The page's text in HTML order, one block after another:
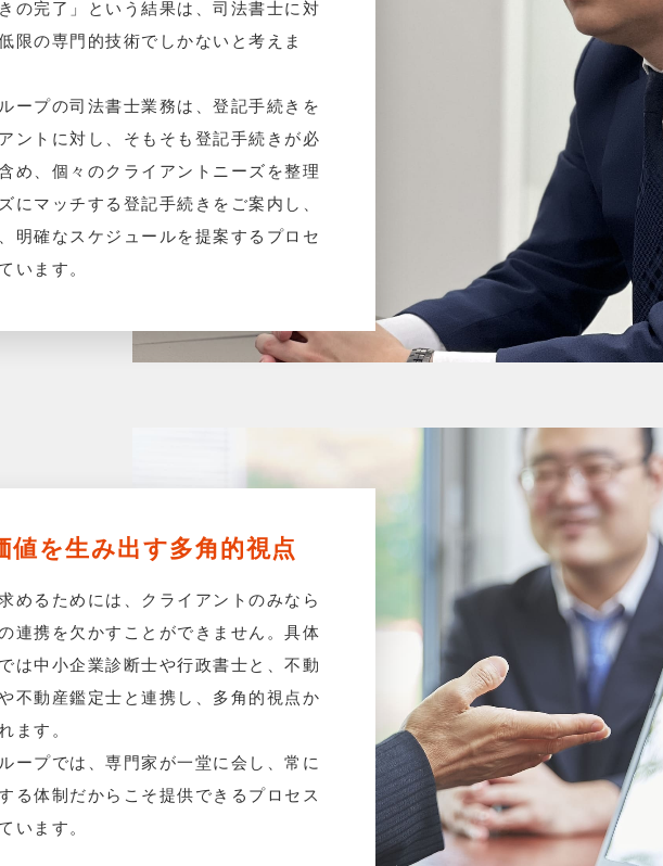
の完了」という結果は、司法書士に対
限の専門的技術でしかないと考えま
ープの司法書士業務は、登記手続きを
ントに対し、そもそも登記手続きが必
め、個々のクライアントニーズを整理
にマッチする登記手続きをご案内し、
明確なスケジュールを提案するプロセ
います。
値を生み出す多角的視点
めるためには、クライアントのみなら
連携を欠かすことができません。具体
は中小企業診断士や行政書士と、不動
不動産鑑定士と連携し、多角的視点か
ます。
ープでは、専門家が一堂に会し、常に
る体制だからこそ提供できるプロセス
います。